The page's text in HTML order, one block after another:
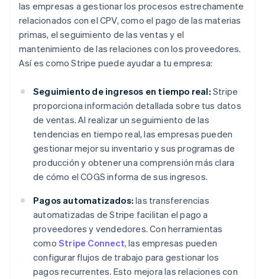
las empresas a gestionar los procesos estrechamente
relacionados con el CPV, como el pago de las materias
primas, el seguimiento de las ventas y el
mantenimiento de las relaciones con los proveedores.
Así es como Stripe puede ayudar a tu empresa:
Seguimiento de ingresos en tiempo real: Stripe
proporciona información detallada sobre tus datos
de ventas. Al realizar un seguimiento de las
tendencias en tiempo real, las empresas pueden
gestionar mejor su inventario y sus programas de
producción y obtener una comprensión más clara
de cómo el COGS informa de sus ingresos.
Pagos automatizados: las transferencias
automatizadas de Stripe facilitan el pago a
proveedores y vendedores. Con herramientas
como Stripe Connect, las empresas pueden
configurar flujos de trabajo para gestionar los
pagos recurrentes. Esto mejora las relaciones con